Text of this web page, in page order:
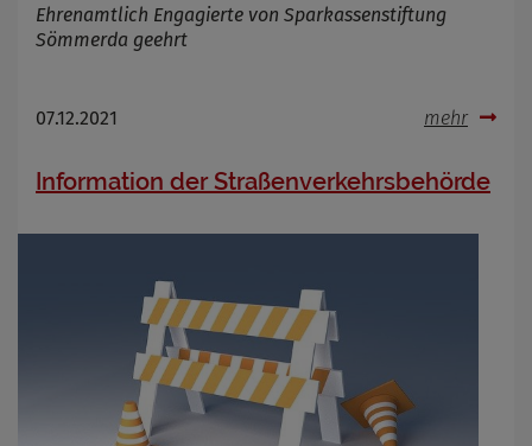
Ehrenamtlich Engagierte von Sparkassenstiftung
Sömmerda geehrt
07.12.2021 mehr
Information der Straßenverkehrsbehörde